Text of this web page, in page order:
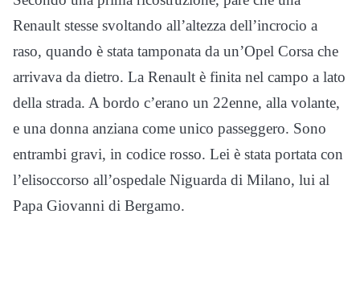
Renault stesse svoltando all’altezza dell’incrocio a
raso, quando è stata tamponata da un’Opel Corsa che
arrivava da dietro. La Renault è finita nel campo a lato
della strada. A bordo c’erano un 22enne, alla volante,
e una donna anziana come unico passeggero. Sono
entrambi gravi, in codice rosso. Lei è stata portata con
l’elisoccorso all’ospedale Niguarda di Milano, lui al
Papa Giovanni di Bergamo.